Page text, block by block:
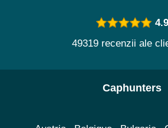
4.9
49319 recenzii ale
Caphunters